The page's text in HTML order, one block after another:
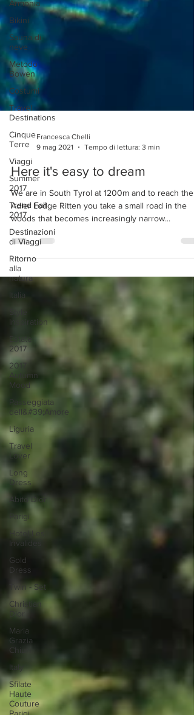
Armonia
Bikini
Sauna di
neve
Metodo
Bowen
Costumi
Travel
Destinations
Cinque
Terre
Viaggi
Summer
2017
Trend Fall
2017
Destinazioni
di Viaggi
Ritorno
alla
natura
Italia
Inspiration
Estate
2017
2017
Autumn
Mood
Passeggiata
dell&#39;Amore
Liguria
Travel
Lover
Long
Dress
Abito Dior
Parigi
Hotel Les
Invalides
Gold
Dress
Twin - Set
Christian
Dior
Maria
Grazia
Chiuri
Italy
Sfilate
Haute
Couture
Francesca Chelli
9 mag 2021
Here it's easy to dream
We are in South Tyrol at 1200m and to reach the
Adler Lodge Ritten you take a small road in the
woods that becomes increasingly narrow...